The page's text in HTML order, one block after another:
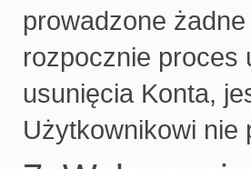
prowadzone
rozpocznie proces
usunięcia Konta,
Użytkownikowi nie